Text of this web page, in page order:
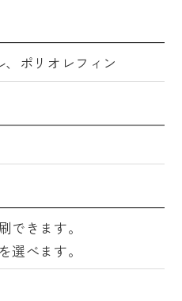
ポリオレフィン
できます。
選べます。